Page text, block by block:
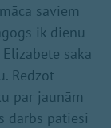
saviem
ik dienu
saka
Redzot
par jaunām
darbs patiesi